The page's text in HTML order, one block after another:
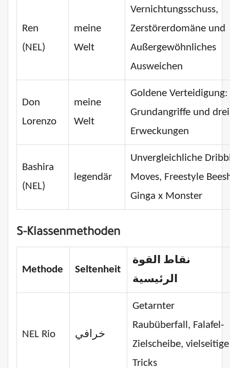
Ren
(NEL)
meine
Welt
Vernichtungsschuss,
Zerstörerdomäne und
Außergewöhnliches
Ausweichen
Don
Lorenzo
meine
Welt
Goldene Verteidigung:
Grundangriffe und drei
Erweckungen
Bashira
(NEL)
legendär
Unvergleichliche
Moves, Freestyle
Ginga x Monster
S-Klassenmethoden
Methode Seltenheit
نقاط القوة
الرئيسية
NEL Rio خرافي
Getarnter
Raubüberfall, Falafel-
Zielscheibe, vielseitige
Tricks